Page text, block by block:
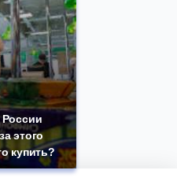
России
этого
купить?